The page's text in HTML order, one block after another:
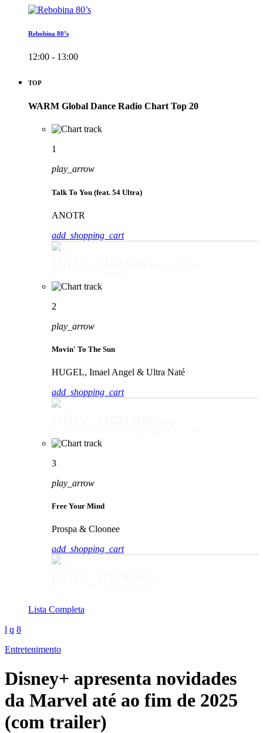
Rebobina 80’s
12:00 - 13:00
TOP
WARM Global Dance Radio Chart Top 20
1
play_arrow
Talk To You (feat. 54 Ultra)
ANOTR
add_shopping_cart
2
play_arrow
Movin' To The Sun
HUGEL, Imael Angel & Ultra Naté
add_shopping_cart
3
play_arrow
Free Your Mind
Prospa & Cloonee
add_shopping_cart
Lista Completa
Entretenimento
Disney+ apresenta novidades
da Marvel até ao fim de 2025
(com trailer)